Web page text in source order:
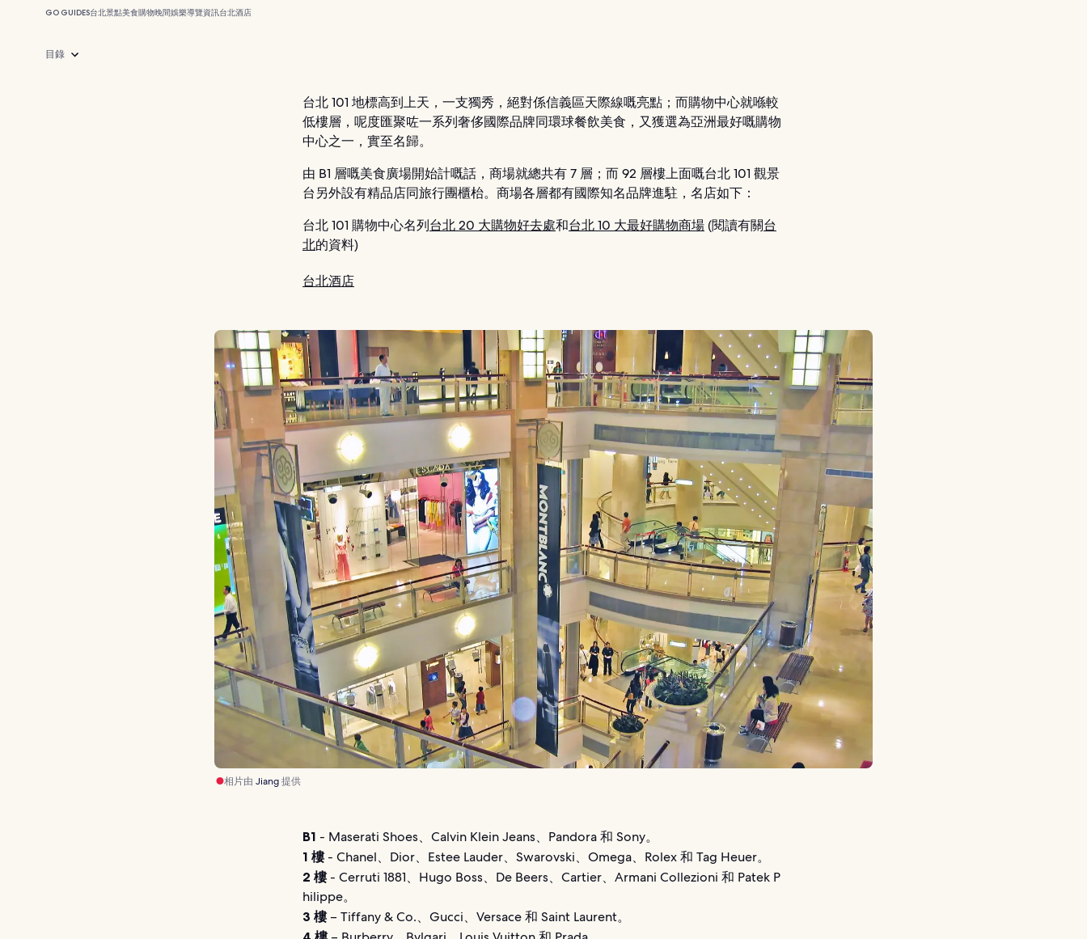
GO GUIDES台北景點美食購物晚間娛樂導覽資訊台北酒店
目錄
台北 101 地標高到上天，一支獨秀，絕對係信義區天際線嘅亮點；而購物中心就喺較
低樓層，呢度匯聚咗一系列奢侈國際品牌同環球餐飲美食，又獲選為亞洲最好嘅購物
中心之一，實至名歸。
由 B1 層嘅美食廣場開始計嘅話，商場就總共有 7 層；而 92 層樓上面嘅台北 101 觀景
台另外設有精品店同旅行團櫃枱。商場各層都有國際知名品牌進駐，名店如下：
台北 101 購物中心名列台北 20 大購物好去處和台北 10 大最好購物商場(閱讀有關台
北的資料)
台北酒店
相片由Jiang提供
B1 - Maserati Shoes、Calvin Klein Jeans、Pandora 和 Sony。
1 樓- Chanel、Dior、Estee Lauder、Swarovski、Omega、Rolex 和 Tag Heuer。
2 樓- Cerruti 1881、Hugo Boss、De Beers、Cartier、Armani Collezioni 和 Patek P
hilippe。
3 樓 – Tiffany & Co.、Gucci、Versace 和 Saint Laurent。